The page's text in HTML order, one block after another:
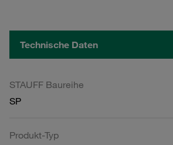
Technische Daten
STAUFF Baureihe
SP
Produkt-Typ